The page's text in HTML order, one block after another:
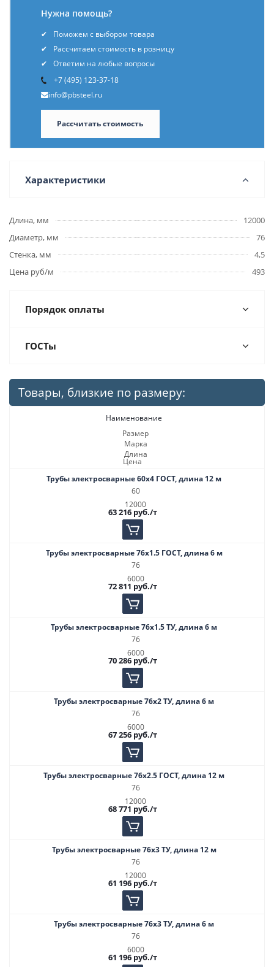
Нужна помощь?
Поможем с выбором товара
Рассчитаем стоимость в розницу
Ответим на любые вопросы
+7 (495) 123-37-18
info@pbsteel.ru
Рассчитать стоимость
Характеристики
Длина, мм
12000
Диаметр, мм
76
Стенка, мм
4,5
Цена руб/м
493
Порядок оплаты
ГОСТы
Товары, близкие по размеру:
Наименование
Размер
Марка
Длина
Цена
Трубы электросварные 60х4 ГОСТ, длина 12 м
60
12000
63 216руб./т
Трубы электросварные 76х1.5 ГОСТ, длина 6 м
76
6000
72 811 руб./т
Трубы электросварные 76х1.5 ТУ, длина 6 м
76
6000
70 286руб./т
Трубы электросварные 76х2 ТУ, длина 6 м
76
6000
67 256руб./т
Трубы электросварные 76х2.5 ГОСТ, длина 12 м
76
12000
68 771 руб./т
Трубы электросварные 76х3 ТУ, длина 12 м
76
12000
61 196руб./т
Трубы электросварные 76х3 ТУ, длина 6 м
76
6000
61 196руб./т